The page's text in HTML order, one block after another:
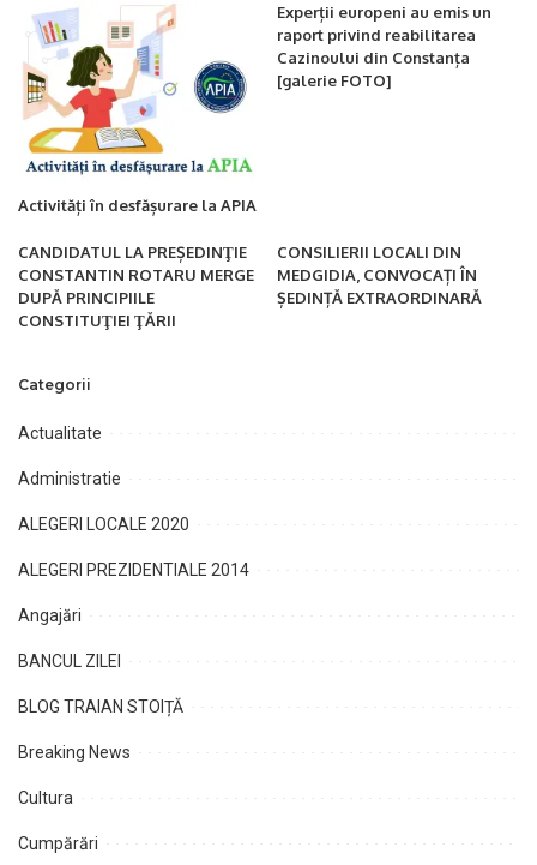
Activități în desfășurare la APIA
Experții europeni au emis un
raport privind reabilitarea
Cazinoului din Constanța
[galerie FOTO]
CANDIDATUL LA PREȘEDINŢIE
CONSTANTIN ROTARU MERGE
DUPĂ PRINCIPIILE
CONSTITUŢIEI ŢĂRII
CONSILIERII LOCALI DIN
MEDGIDIA, CONVOCAȚI ÎN
ȘEDINȚĂ EXTRAORDINARĂ
Categorii
Actualitate
Administratie
ALEGERI LOCALE 2020
ALEGERI PREZIDENTIALE 2014
Angajări
BANCUL ZILEI
BLOG TRAIAN STOIȚĂ
Breaking News
Cultura
Cumpărări